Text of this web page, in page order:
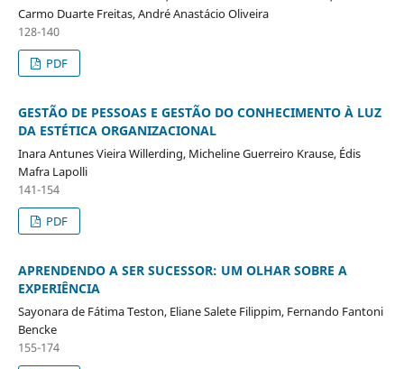
Carmo Duarte Freitas, André Anastácio Oliveira
128-140
PDF
GESTÃO DE PESSOAS E GESTÃO DO CONHECIMENTO À LUZ
DA ESTÉTICA ORGANIZACIONAL
Inara Antunes Vieira Willerding, Micheline Guerreiro Krause, Édis
Mafra Lapolli
141-154
PDF
APRENDENDO A SER SUCESSOR: UM OLHAR SOBRE A
EXPERIÊNCIA
Sayonara de Fátima Teston, Eliane Salete Filippim, Fernando Fantoni
Bencke
155-174